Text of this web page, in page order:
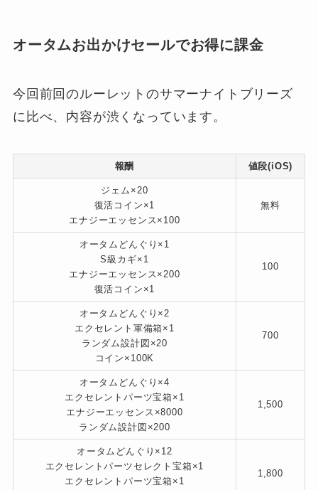
オータムお出かけセールでお得に課金
今回前回のルーレットのサマーナイトブリーズ
に比べ、内容が渋くなっています。
報酬 値段(iOS)
ジェム×20
復活コイン×1
エナジーエッセンス×100
無料
オータムどんぐり×1
S級カギ×1
エナジーエッセンス×200
復活コイン×1
100
オータムどんぐり×2
エクセレント軍備箱×1
ランダム設計図×20
コイン×100K
700
オータムどんぐり×4
エクセレントパーツ宝箱×1
エナジーエッセンス×8000
ランダム設計図×200
1,500
オータムどんぐり×12
エクセレントパーツセレクト宝箱×1
エクセレントパーツ宝箱×1
1,800